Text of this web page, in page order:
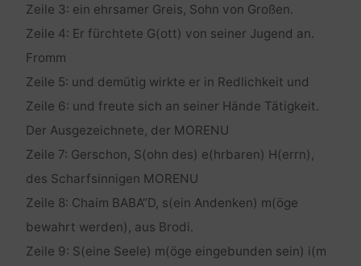
Zeile 3: ein ehrsamer Greis, Sohn von Großen.
Zeile 4: Er fürchtete G(ott) von seiner Jugend an.
Fromm
Zeile 5: und demütig wirkte er in Redlichkeit und
Zeile 6: und freute sich an seiner Hände Tätigkeit.
Der Ausgezeichnete, der MORENU
Zeile 7: Gerschon, S(ohn des) e(hrbaren) H(errn),
des Scharfsinnigen MORENU
Zeile 8: Chaim BABA”D, s(ein Andenken) m(öge
bewahrt werden), aus Brodi.
Zeile 9: S(eine Seele) m(öge eingebunden sein) i(m